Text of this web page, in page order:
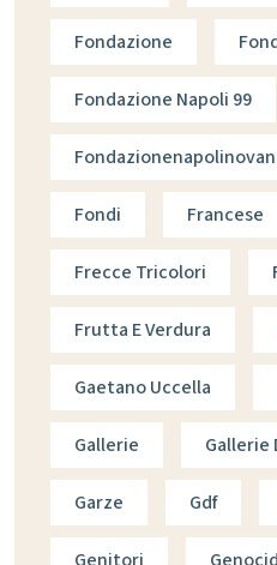
Fondazione
Fondazione Napoli 99
Fondi Francese
Frecce Tricolori
Frutta E Verdura
Gaetano Uccella
Gallerie Gallerie
Garze Gdf